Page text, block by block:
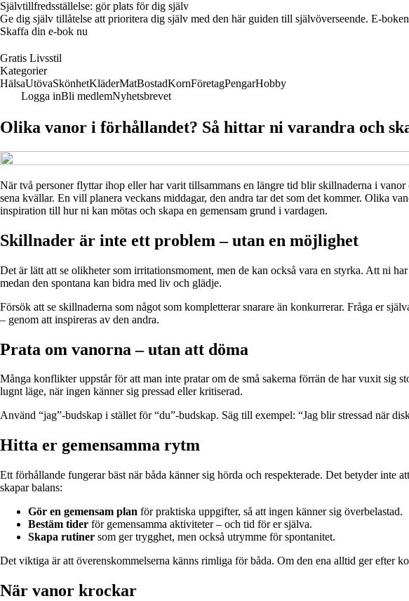
Självtillfredsställelse: gör plats för dig själv
Ge dig själv tillåtelse att prioritera dig själv med den här guiden till självöverseende. E-
Skaffa din e-bok nu
Gratis Livsstil
Kategorier
HälsaUtövaSkönhetKläderMatBostadKornFöretagPengarHobby
Logga inBli medlemNyhetsbrevet
Olika vanor i förhållandet? Så hittar ni varandra och
När två personer flyttar ihop eller har varit tillsammans en längre tid blir skillnaderna i
sena kvällar. En vill planera veckans middagar, den andra tar det som det kommer. Olika
inspiration till hur ni kan mötas och skapa en gemensam grund i vardagen.
Skillnader är inte ett problem – utan en möjlighet
Det är lätt att se olikheter som irritationsmoment, men de kan också vara en styrka. Att ni
medan den spontana kan bidra med liv och glädje.
Försök att se skillnaderna som något som kompletterar snarare än konkurrerar. Fråga er
– genom att inspireras av den andra.
Prata om vanorna – utan att döma
Många konflikter uppstår för att man inte pratar om de små sakerna förrän de har vuxit sig
lugnt läge, när ingen känner sig pressad eller kritiserad.
Använd “jag”-budskap i stället för “du”-budskap. Säg till exempel: “Jag blir stressad när
Hitta er gemensamma rytm
Ett förhållande fungerar bäst när båda känner sig hörda och respekterade. Det betyder inte
skapar balans:
Gör en gemensam plan för praktiska uppgifter, så att ingen känner sig överbelastad.
Bestäm tider för gemensamma aktiviteter – och tid för er själva.
Skapa rutiner som ger trygghet, men också utrymme för spontanitet.
Det viktiga är att överenskommelserna känns rimliga för båda. Om den ena alltid ger efter
När vanor krockar